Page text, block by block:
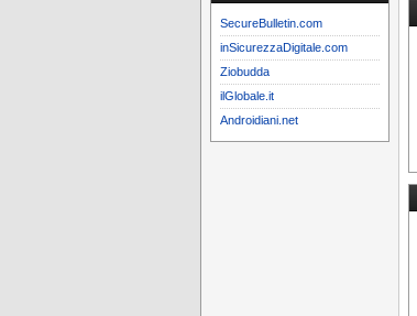
SecureBulletin.com
inSicurezzaDigitale.com
Ziobudda
ilGlobale.it
Androidiani.net